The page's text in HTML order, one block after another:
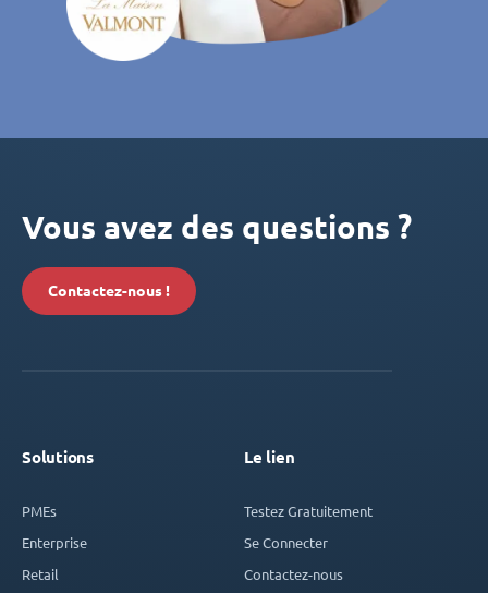
Vous avez des questions ?
Contactez-nous !
Solutions
PMEs
Enterprise
Retail
Le lien
Testez Gratuitement
Se Connecter
Contactez-nous